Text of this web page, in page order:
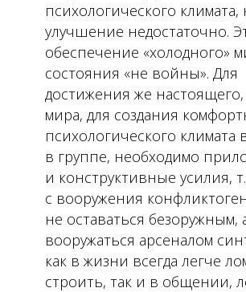
психологического климата,
улучшение недостаточно.
обеспечение «холодного»
состояния «не войны». Для
достижения же настоящего,
мира, для создания
психологического климата
в группе, необходимо
и конструктивные усилия,
с вооружения
не оставаться безоружным,
вооружаться арсеналом
как в жизни всегда легче
строить, так и в общении,